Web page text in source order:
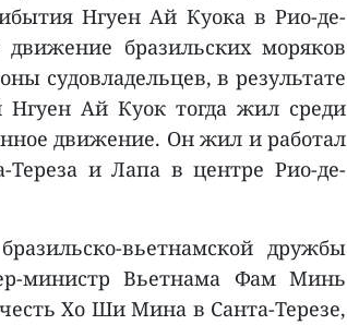
Нгуен Ай Куока в Рио-де-
бразильских моряков
судовладельцев, в результате
Нгуен Ай Куок тогда жил среди
движение. Он жил и работал
Тереза и Лапа в центре Рио-де-
вьетнамской дружбы
министр Вьетнама Фам Минь
Хо Ши Мина в Санта-Терезе,